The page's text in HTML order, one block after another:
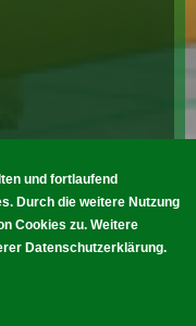
…
16 17 18
und fortlaufend
Durch die weitere Nutzung
Cookies zu. Weitere
Datenschutzerklärung.